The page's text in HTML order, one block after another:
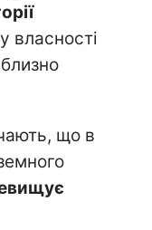
власності
що в